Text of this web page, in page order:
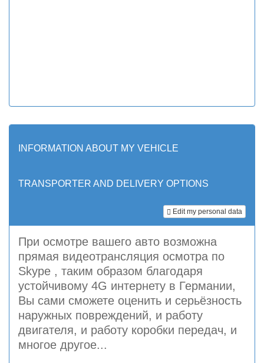
INFORMATION ABOUT MY VEHICLE
TRANSPORTER AND DELIVERY OPTIONS
Edit my personal data
При осмотре вашего авто возможна
прямая видеотрансляция осмотра по
Skype , таким образом благодаря
устойчивому 4G интернету в Германии,
Вы сами сможете оценить и серьёзность
наружных повреждений, и работу
двигателя, и работу коробки передач, и
многое другое...